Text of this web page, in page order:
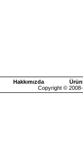
Hakkımızda
Copyright ©